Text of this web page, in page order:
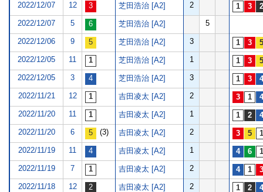
2022/12/07 12 芝田浩治 [A2] 2
2022/12/07 5 芝田浩治 [A2] 5
2022/12/06 9 芝田浩治 [A2] 3
2022/12/05 11 芝田浩治 [A2] 1
2022/12/05 3 芝田浩治 [A2] 3
2022/11/21 12 吉田凌太 [A2] 2
2022/11/20 11 吉田凌太 [A2] 1
2022/11/20 6 (3) 吉田凌太 [A2] 2
2022/11/19 11 吉田凌太 [A2] 1
2022/11/19 7 吉田凌太 [A2] 2
2022/11/18 12 吉田凌太 [A2] 2